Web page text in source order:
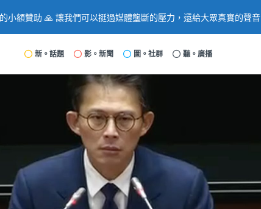
小額贊助 🙏 讓我們可以挺過媒體壟斷的壓力，還給大眾真實的聲音
新。話題 影。新聞 圖。社群 聽。廣播